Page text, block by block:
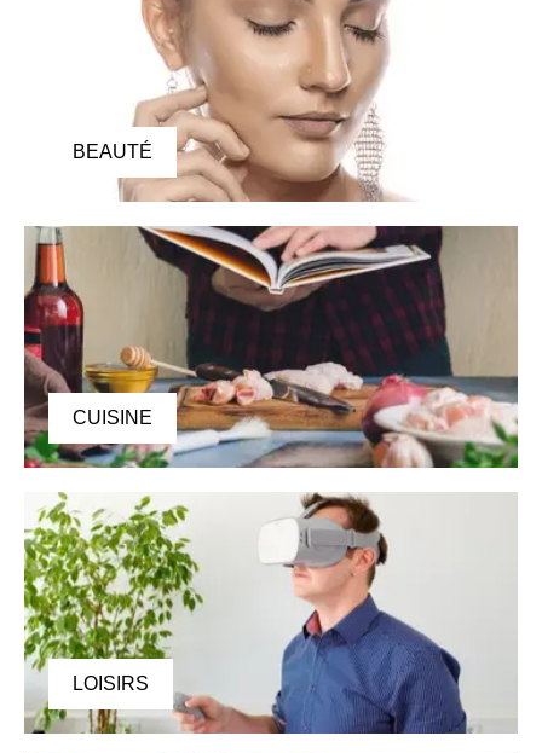
BEAUTÉ
CUISINE
LOISIRS